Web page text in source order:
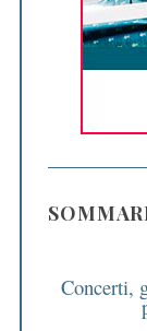
Concerti,